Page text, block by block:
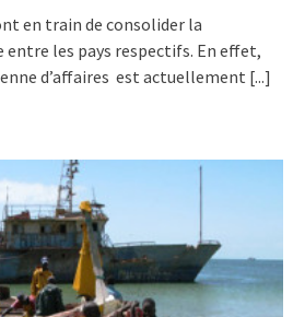
en train de consolider la
les pays respectifs. En effet,
d’affaires est actuellement [...]